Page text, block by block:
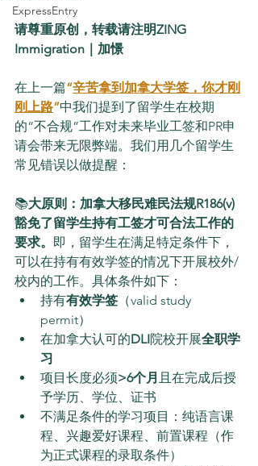
ExpressEntry
请尊重原创，转载请注明ZING
Immigration｜加憬
在上一篇“辛苦拿到加拿大学签，你才刚
刚上路”中我们提到了留学生在校期
的“不合规”工作对未来毕业工签和PR申
请会带来无限弊端。我们用几个留学生
常见错误以做提醒：
📚大原则：加拿大移民难民法规R186(v)
豁免了留学生持有工签才可合法工作的
要求。 即，留学生在满足特定条件下，
可以在持有有效学签的情况下开展校外/
校内的工作。具体条件如下：
持有有效学签 （valid study
permit）
在加拿大认可的DLI院校开展全职学
习
项目长度必须>6个月 且在完成后授
予学历、学位、证书
不满足条件的学习项目：纯语言课
程、兴趣爱好课程、前置课程（作
为正式课程的录取条件）